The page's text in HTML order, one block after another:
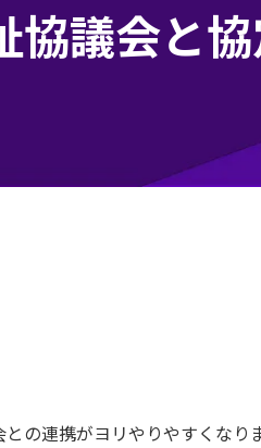
協議会と
の連携がヨリやりやすくなり